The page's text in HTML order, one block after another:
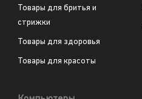
Товары для бритья и
стрижки
Товары для здоровья
Товары для красоты